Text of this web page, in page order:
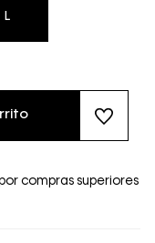
L
compras superiores